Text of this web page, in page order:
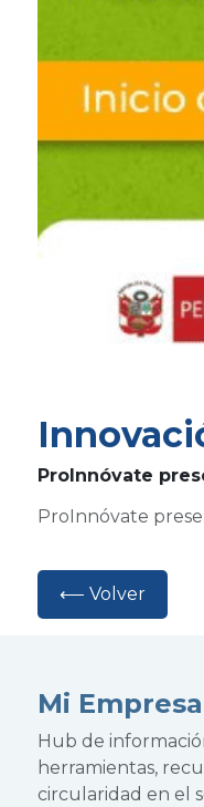
ProInnóvate
ProInnóvate
⟵ Volver
Mi
Hub de
herramientas,
circularidad en el